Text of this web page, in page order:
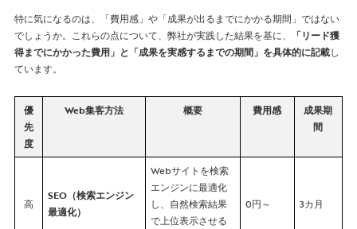
特に気になるのは、「費用感」や「成果が出るまでにかかる期間」ではない
でしょうか。これらの点について、弊社が実践した結果を基に、
「リード獲
得までにかかった費用」と「成果を実感するまでの期間」を具体的に記載し
ています。
優
先
度
Web集客方法 概要 費用感
成果期
間
高
SEO（検索エンジン
最適化）
Webサイトを検索
エンジンに最適化
し、自然検索結果
で上位表示させる
0円～ 3カ月